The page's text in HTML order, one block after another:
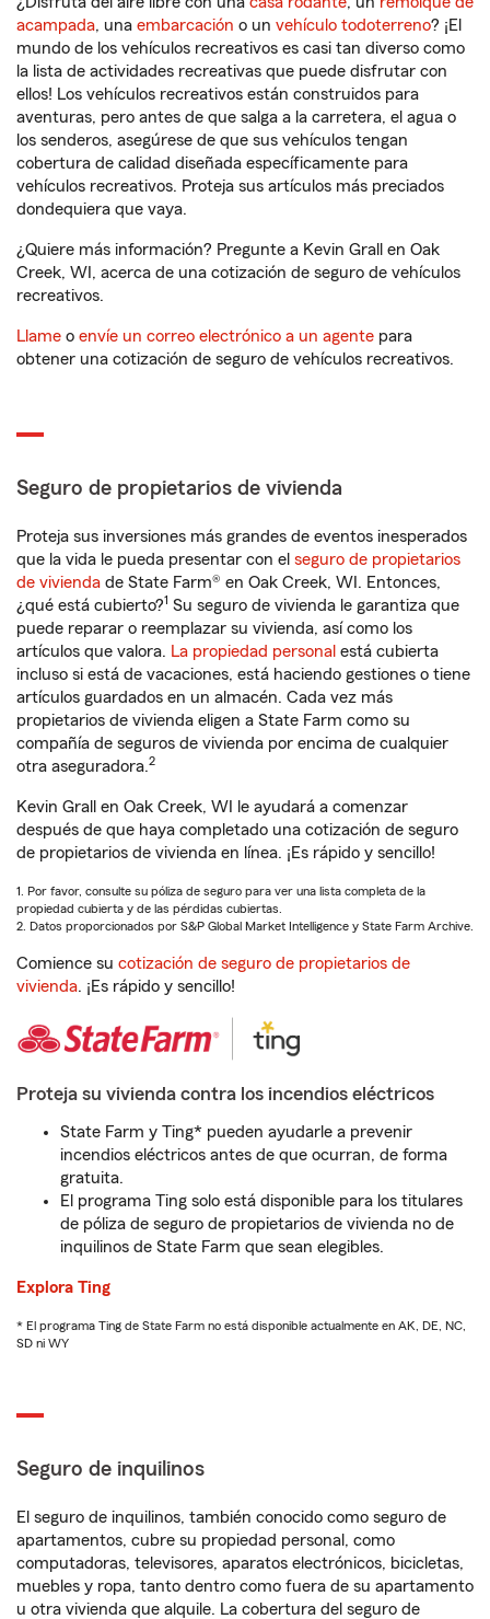
acampada, una embarcación o un vehículo todoterreno? ¡El
mundo de los vehículos recreativos es casi tan diverso como
la lista de actividades recreativas que puede disfrutar con
ellos! Los vehículos recreativos están construidos para
aventuras, pero antes de que salga a la carretera, el agua o
los senderos, asegúrese de que sus vehículos tengan
cobertura de calidad diseñada específicamente para
vehículos recreativos. Proteja sus artículos más preciados
dondequiera que vaya.
¿Quiere más información? Pregunte a Kevin Grall en Oak
Creek, WI, acerca de una cotización de seguro de vehículos
recreativos.
Llame o envíe un correo electrónico a un agente para
obtener una cotización de seguro de vehículos recreativos.
Seguro de propietarios de vivienda
Proteja sus inversiones más grandes de eventos inesperados
que la vida le pueda presentar con el seguro de propietarios
de vivienda de State Farm® en Oak Creek, WI. Entonces,
¿qué está cubierto?1 Su seguro de vivienda le garantiza que
puede reparar o reemplazar su vivienda, así como los
artículos que valora. La propiedad personal está cubierta
incluso si está de vacaciones, está haciendo gestiones o tiene
artículos guardados en un almacén. Cada vez más
propietarios de vivienda eligen a State Farm como su
compañía de seguros de vivienda por encima de cualquier
otra aseguradora.2
Kevin Grall en Oak Creek, WI le ayudará a comenzar
después de que haya completado una cotización de seguro
de propietarios de vivienda en línea. ¡Es rápido y sencillo!
1. Por favor, consulte su póliza de seguro para ver una lista completa de la
propiedad cubierta y de las pérdidas cubiertas.
2. Datos proporcionados por S&P Global Market Intelligence y State Farm Archive.
Comience su cotización de seguro de propietarios de
vivienda. ¡Es rápido y sencillo!
Proteja su vivienda contra los incendios eléctricos
State Farm y Ting* pueden ayudarle a prevenir
incendios eléctricos antes de que ocurran, de forma
gratuita.
El programa Ting solo está disponible para los titulares
de póliza de seguro de propietarios de vivienda no de
inquilinos de State Farm que sean elegibles.
Explora Ting
* El programa Ting de State Farm no está disponible actualmente en AK, DE, NC,
SD ni WY
Seguro de inquilinos
El seguro de inquilinos, también conocido como seguro de
apartamentos, cubre su propiedad personal, como
computadoras, televisores, aparatos electrónicos, bicicletas,
muebles y ropa, tanto dentro como fuera de su apartamento
u otra vivienda que alquile. La cobertura del seguro de